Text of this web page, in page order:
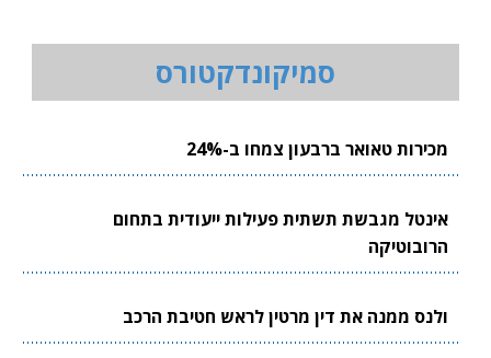
סמיקונדקטורס
מכירות טאואר ברבעון צמחו ב-24%
אינטל מגבשת תשתית פעילות ייעודית בתחום
הרובוטיקה
ולנס ממנה את דין מרטין לראש חטיבת הרכב